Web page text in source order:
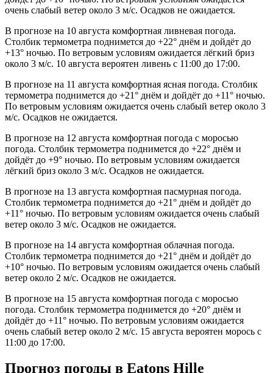
очень слабый ветер около 3 м/с. Осадков не ожидается.
В прогнозе на 10 августа комфортная ливневая погода.
Столбик термометра поднимется до +22° днём и дойдёт до
+13° ночью. По ветровым условиям ожидается лёгкий бриз
около 3 м/с. 10 августа вероятен ливень с 11:00 до 17:00.
В прогнозе на 11 августа комфортная ясная погода. Столбик
термометра поднимется до +21° днём и дойдёт до +11° ночью.
По ветровым условиям ожидается очень слабый ветер около 3
м/с. Осадков не ожидается.
В прогнозе на 12 августа комфортная погода с моросью
погода. Столбик термометра поднимется до +22° днём и
дойдёт до +9° ночью. По ветровым условиям ожидается
лёгкий бриз около 3 м/с. Осадков не ожидается.
В прогнозе на 13 августа комфортная пасмурная погода.
Столбик термометра поднимется до +21° днём и дойдёт до
+11° ночью. По ветровым условиям ожидается очень слабый
ветер около 3 м/с. Осадков не ожидается.
В прогнозе на 14 августа комфортная облачная погода.
Столбик термометра поднимется до +21° днём и дойдёт до
+10° ночью. По ветровым условиям ожидается очень слабый
ветер около 2 м/с. Осадков не ожидается.
В прогнозе на 15 августа комфортная погода с моросью
погода. Столбик термометра поднимется до +20° днём и
дойдёт до +11° ночью. По ветровым условиям ожидается
очень слабый ветер около 2 м/с. 15 августа вероятен морось с
11:00 до 17:00.
Прогноз погоды в Eatons Hillе